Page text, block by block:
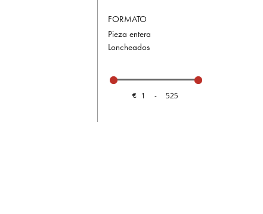
FORMATO
Pieza entera
Loncheados
€
Minimum Price
-
Maximum Price